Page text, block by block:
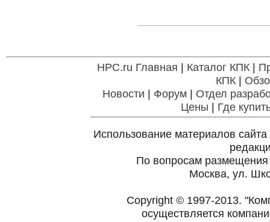
HPC.ru Главная | Каталог КПК|
КПК|
Новости | Форум | Отдел
Цены | Где
Использование материалов
По вопросам
Москва, ул.
Copyright © 1997-2013.
осуществляется